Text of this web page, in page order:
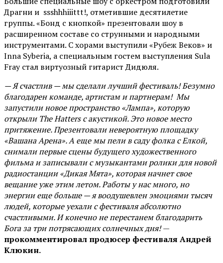
Драгни и ssshhhiiittt!, отметившие десятилетие
группы. «Бонд с кнопкой» презентовали шоу в
расширенном составе со струнными и народными
инструментами. С хорами выступили «Рубеж Веков» и
Inna Syberia, а специальным гостем выступления Sula
Fray стал виртуозный гитарист Дидюля.
— Я счастлив — мы сделали лучший фестиваль! Безумно
благодарен команде, артистам и партнерам! Мы
запустили новое пространство «Лампа», которую
открыли The Hatters с акустикой. Это новое место
притяжение. Презентовали невероятную площадку
«Вашана Арена». А еще мы пели в саду фолка с Елкой,
снимали первые сцены будущего художественного
фильма и записывали с музыкантами ролики для новой
радиостанции «Дикая Мята», которая начнет свое
вещание уже этим летом. Работы у нас много, но
энергии еще больше — я воодушевлен эмоциями тысяч
людей, которые уехали с фестиваля абсолютно
счастливыми. И конечно не перестанем благодарить
Бога за три потрясающих солнечных дня!—
прокомментировал продюсер фестиваля Андрей
Клюкин.